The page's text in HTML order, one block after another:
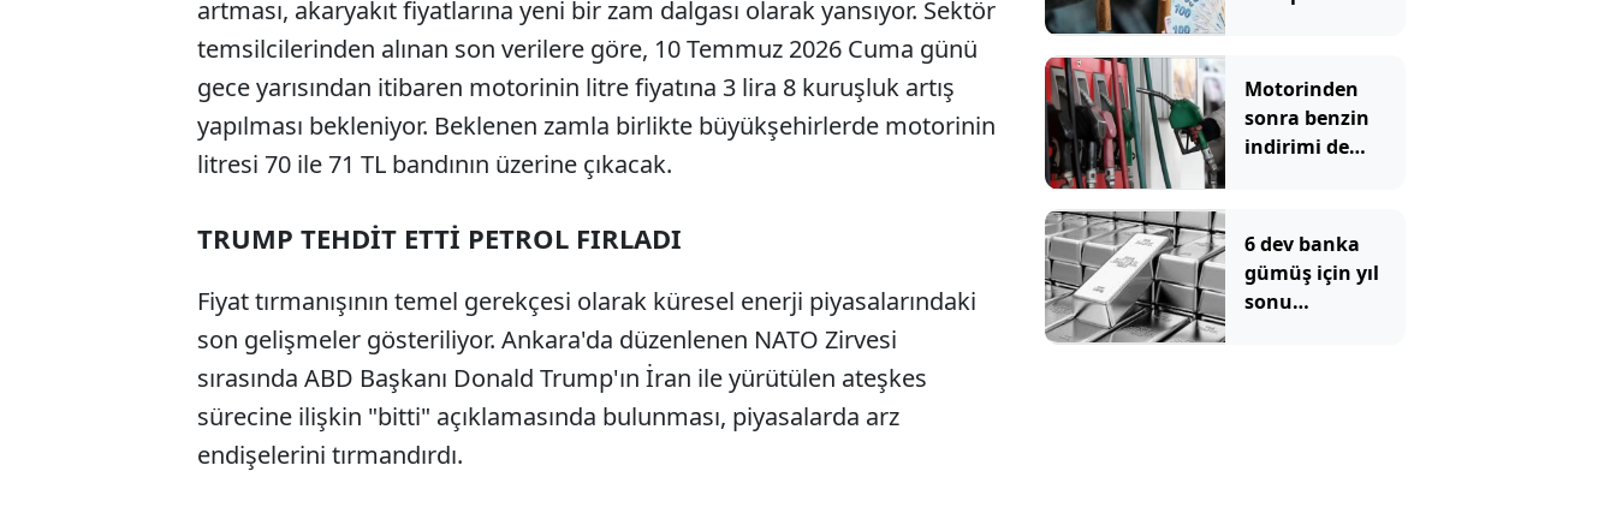
artması, akaryakıt fiyatlarına yeni bir zam dalgası olarak yansıyor. Sektör
temsilcilerinden alınan son verilere göre, 10 Temmuz 2026 Cuma günü
gece yarısından itibaren motorinin litre fiyatına 3 lira 8 kuruşluk artış
yapılması bekleniyor. Beklenen zamla birlikte büyükşehirlerde motorinin
litresi 70 ile 71 TL bandının üzerine çıkacak.
TRUMP TEHDİT ETTİ PETROL FIRLADI
Fiyat tırmanışının temel gerekçesi olarak küresel enerji piyasalarındaki
son gelişmeler gösteriliyor. Ankara'da düzenlenen NATO Zirvesi
sırasında ABD Başkanı Donald Trump'ın İran ile yürütülen ateşkes
sürecine ilişkin "bitti" açıklamasında bulunması, piyasalarda arz
endişelerini tırmandırdı.
Motorinden
sonra benzin
indirimi de
6 dev banka
gümüş için yıl
sonu